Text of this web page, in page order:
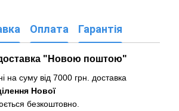
Оплата Гарантія
"Новою поштою"
на суму від 7000 грн. доставка
Нової
безкоштовно